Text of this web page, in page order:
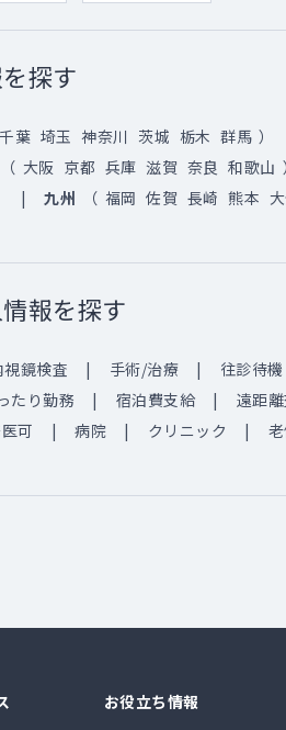
探す
千葉 埼玉 神奈川 茨城 栃木 群馬 ）
（ 大阪 京都 兵庫 滋賀 奈良 和歌山
九州 （ 福岡 佐賀 長崎 熊本
報を探す
視鏡検査 手術/治療 往診待機
たり勤務 宿泊費支給 遠距
可 病院 クリニック
お役立ち情報